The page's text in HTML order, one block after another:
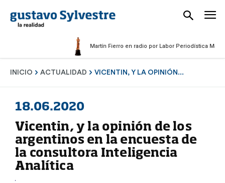
Martín Fierro en radio por Labor Periodística Masculina
INICIO ACTUALIDAD VICENTIN, Y LA OPINIÓN...
18.06.2020
Vicentin, y la opinión de los
argentinos en la encuesta de
la consultora Inteligencia
Analítica